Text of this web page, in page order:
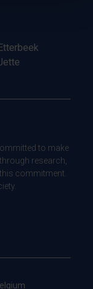
to make
research,
commitment.